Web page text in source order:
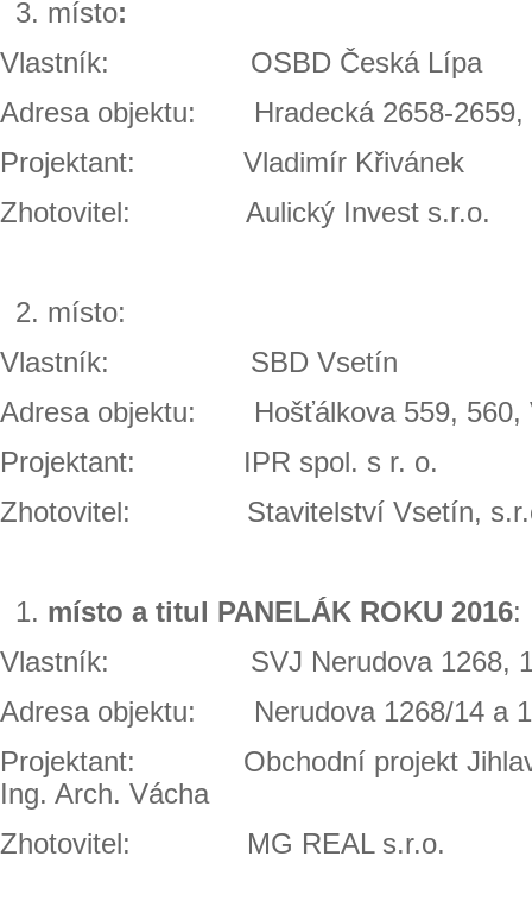
místo:
Vlastník: OSBD Česká Lípa
Adresa objektu: Hradecká 2658-2659,
Projektant: Vladimír Křivánek
Zhotovitel: Aulický Invest s.r.o.
místo:
Vlastník: SBD Vsetín
Adresa objektu: Hošťálkova 559, 560,
Projektant: IPR spol. s r. o.
Zhotovitel: Stavitelství Vsetín,
místo a titul PANELÁK ROKU 2016:
Vlastník: SVJ Nerudova 1268,
Adresa objektu: Nerudova 1268/14 a
Projektant: Obchodní projekt
Ing. Arch. Vácha
Zhotovitel: MG REAL s.r.o.